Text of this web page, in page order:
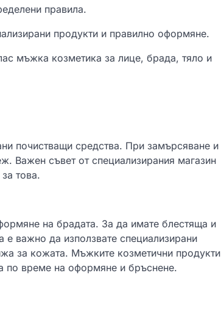
правила.
продукти и правилно оформяне.
мъжка козметика за лице, брада, тяло и
почистващи средства. При замърсяване и
Важен съвет от специализирания магазин
това.
на брадата. За да имате блестяща и
важно да използвате специализирани
за кожата. Мъжките козметични продукти
по време на оформяне и бръснене.